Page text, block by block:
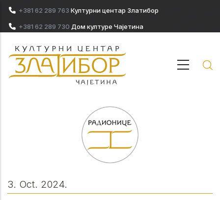
Skip to main content
+381 62 289 763 Културни центар Златибор
+381 62 289 730 Дом културе Чајетина
3. Oct. 2024.